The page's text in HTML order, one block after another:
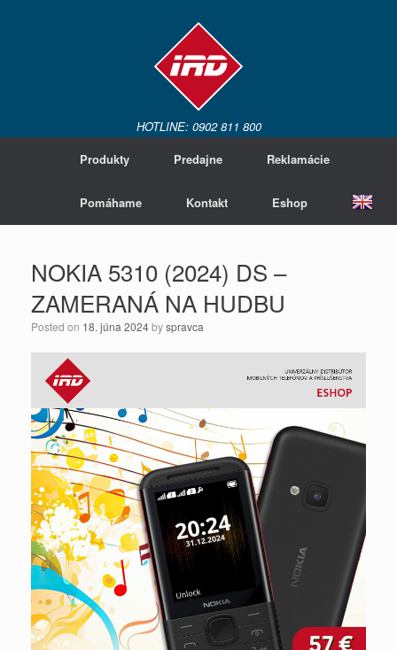
HOTLINE: 0902 811 800
Produkty
Predajne Reklamácie
Pomáhame Kontakt Eshop
NOKIA 5310 (2024) DS –
ZAMERANÁ NA HUDBU
Posted on 18. júna 2024byspravca